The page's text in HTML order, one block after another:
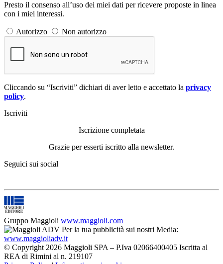
Presto il consenso all’uso dei miei dati per ricevere proposte in linea
con i miei interessi.
Autorizzo Non autorizzo
Cliccando su “Iscriviti” dichiari di aver letto e accettato la privacy
policy.
Iscriviti
Iscrizione completata
Grazie per esserti iscritto alla newsletter.
Seguici sui social
Gruppo Maggioli www.maggioli.com
Per la tua pubblicità sui nostri Media:
www.maggioliadv.it
© Copyright 2026 Maggioli SPA – P.Iva 02066400405 Iscritta al
REA di Rimini al n. 219107